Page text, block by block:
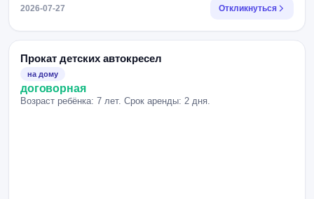
2026-07-27 Откликнуться
Прокат детских автокресел
на дому
договорная
Возраст ребёнка: 7 лет. Срок аренды: 2 дня.